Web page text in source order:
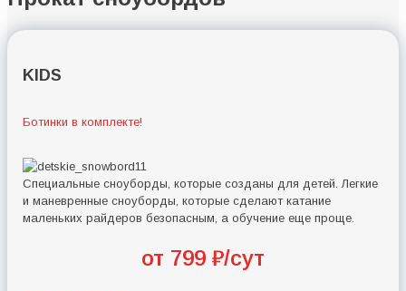
KIDS
Ботинки в комплекте!
Специальные сноуборды, которые созданы для детей. Легкие
и маневренные сноуборды, которые сделают катание
маленьких райдеров безопасным, а обучение еще проще.
от 799 ₽/сут